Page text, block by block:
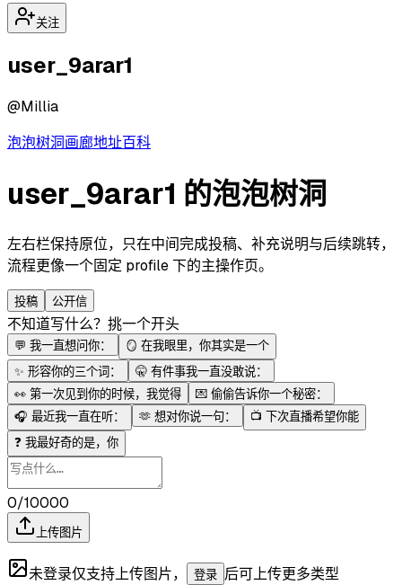
关注
user_9arar1
@Millia
泡泡树洞画廊地址百科
user_9arar1 的泡泡树洞
左右栏保持原位，只在中间完成投稿、补充说明与后续跳转，
流程更像一个固定 profile 下的主操作页。
投稿 公开信
不知道写什么？挑一个开头
💬 我一直想问你： 🪞 在我眼里，你其实是一个
✨ 形容你的三个词： 🤫 有件事我一直没敢说：
👀 第一次见到你的时候，我觉得 💌 偷偷告诉你一个秘密：
🎧 最近我一直在听： 🫶 想对你说一句： 📺 下次直播希望你能
❓ 我最好奇的是，你
0/10000
上传图片
未登录仅支持上传图片， 登录 后可上传更多类型